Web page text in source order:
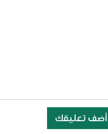
أضف تعليقك